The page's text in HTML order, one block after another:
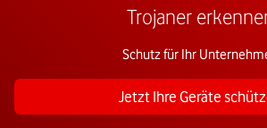
Trojaner
Schutz für Ihr
Jetzt Ihre Geräte